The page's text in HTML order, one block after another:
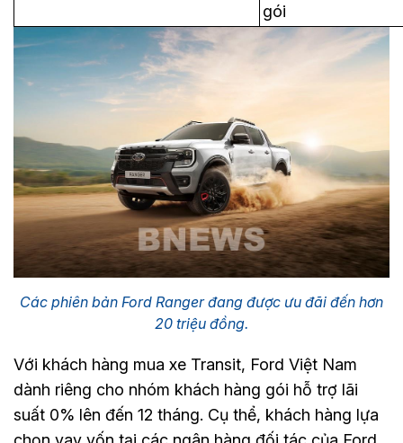
gói
Các phiên bản Ford Ranger đang được ưu đãi đến hơn
20 triệu đồng.
Với khách hàng mua xe Transit, Ford Việt Nam
dành riêng cho nhóm khách hàng gói hỗ trợ lãi
suất 0% lên đến 12 tháng. Cụ thể, khách hàng lựa